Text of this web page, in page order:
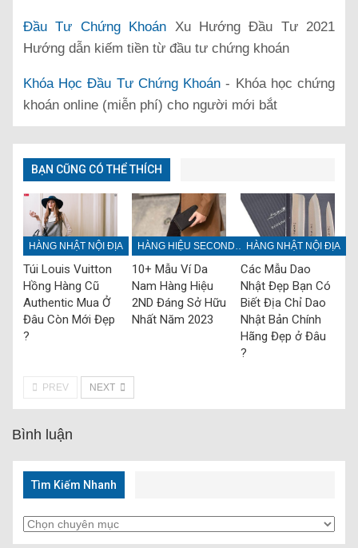
Đầu Tư Chứng Khoán Xu Hướng Đầu Tư 2021
Hướng dẫn kiếm tiền từ đầu tư chứng khoán
Khóa Học Đầu Tư Chứng Khoán - Khóa học chứng
khoán online (miễn phí) cho người mới bắt
BẠN CŨNG CÓ THỂ THÍCH
HÀNG NHẬT NỘI ĐỊA
Túi Louis Vuitton
Hồng Hàng Cũ
Authentic Mua Ở
Đâu Còn Mới Đẹp
?
10+ Mẫu Ví Da
Nam Hàng Hiệu
2ND Đáng Sở Hữu
Nhất Năm 2023
HÀNG NHẬT NỘI ĐỊA
Các Mẫu Dao
Nhật Đẹp Bạn Có
Biết Địa Chỉ Dao
Nhật Bản Chính
Hãng Đẹp ở Đâu
?
PREV NEXT
Bình luận
Tìm Kiếm Nhanh
Tìm
Kiếm